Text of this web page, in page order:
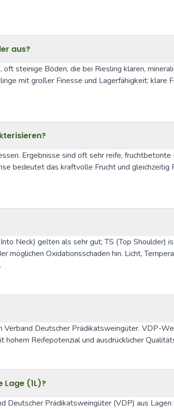
aus?
steinige Böden, die bei Riesling klaren,
mit großer Finesse und Lagerfähigkeit: klare
Ergebnisse sind oft sehr reife,
bedeutet das kraftvolle Frucht und
Neck) gelten als sehr gut; TS (Top Shoulder)
Oxidationsschaden hin. Licht,
Deutscher Prädikatsweingüter. VDP-
hohem Reifepotenzial und ausdrücklicher
(1L)?
Deutscher Prädikatsweingüter (VDP) aus